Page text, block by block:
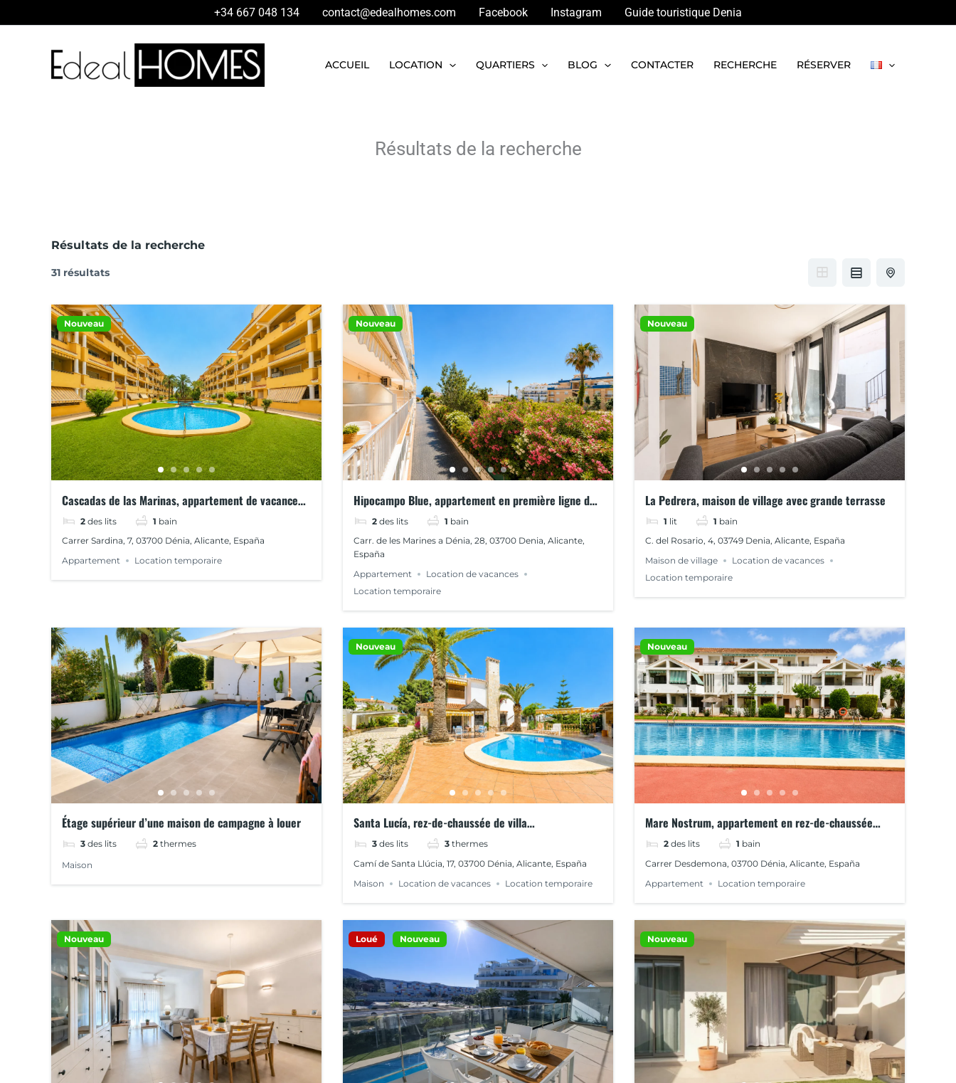
au
+34 667 048 134 contact@edealhomes.com Facebook Instagram Guide touristique Denia
ACCUEIL LOCATION QUARTIERS BLOG CONTACTER RECHERCHE RÉSERVER
Résultats de la recherche
Résultats de la recherche
31 résultats
Nouveau
Cascadas de las Marinas, appartement de vacances
proche de la plage et du centre-ville
2 des lits 1 bain
Carrer Sardina, 7, 03700 Dénia, Alicante, España
Appartement
Location temporaire
Nouveau
Hipocampo Blue, appartement en première ligne de
plage
2 des lits 1 bain
Carr. de les Marines a Dénia, 28, 03700 Denia, Alicante,
España
Appartement
Location de vacances
Location temporaire
Nouveau
La Pedrera, maison de village avec grande terrasse
1 lit 1 bain
C. del Rosario, 4, 03749 Denia, Alicante, España
Maison de village
Location de vacances
Location temporaire
Étage supérieur d’une maison de campagne à louer
3 des lits 2 thermes
Maison
Nouveau
Santa Lucía, rez-de-chaussée de villa
méditerranéenne avec piscine
3 des lits 3 thermes
Camí de Santa Llúcia, 17, 03700 Dénia, Alicante, España
Maison
Location de vacances Location temporaire
Nouveau
Mare Nostrum, appartement en rez-de-chaussée
avec piscine
2 des lits 1 bain
Carrer Desdemona, 03700 Dénia, Alicante, España
Appartement
Location temporaire
Nouveau Loué Nouveau Nouveau